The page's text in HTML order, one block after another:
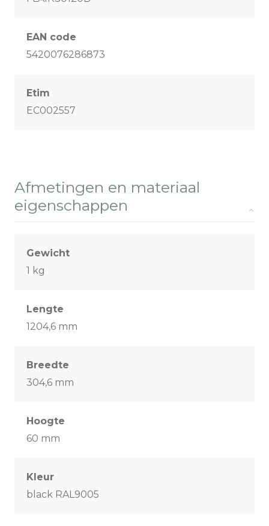
EAN code
5420076286873
Etim
EC002557
Afmetingen en materiaal
eigenschappen
Gewicht
1 kg
Lengte
1204,6 mm
Breedte
304,6 mm
Hoogte
60 mm
Kleur
black RAL9005